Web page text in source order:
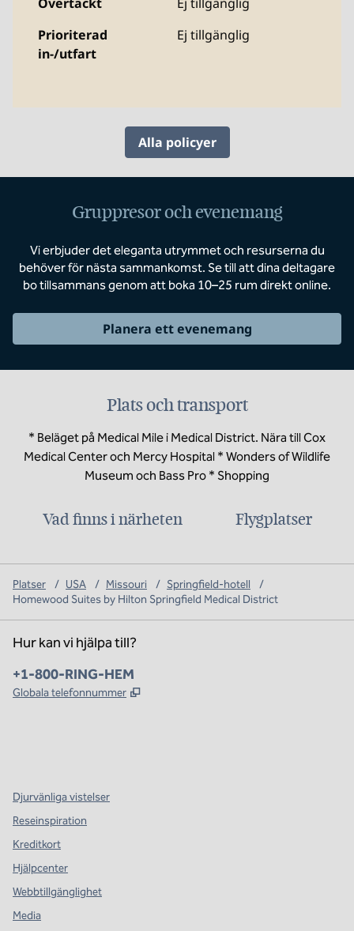
Prioriterad
in-/utfart
Ej tillgänglig
Alla policyer
Gruppresor och evenemang
Vi erbjuder det eleganta utrymmet och resurserna du
behöver för nästa sammankomst. Se till att dina deltagare
bo tillsammans genom att boka 10–25 rum direkt online.
Planera ett evenemang
Plats och transport
* Beläget på Medical Mile i Medical District. Nära till Cox
Medical Center och Mercy Hospital * Wonders of Wildlife
Museum och Bass Pro * Shopping
Vad finns i närheten Flygplatser
Platser / USA / Missouri / Springfield-hotell
/
Homewood Suites by Hilton Springfield Medical District
Hur kan vi hjälpa till?
Telefon:
+1-800-RING-HEM
Globala telefonnummer ,
Djurvänliga vistelser
Reseinspiration
Kreditkort
Hjälpcenter
Webbtillgänglighet
Media